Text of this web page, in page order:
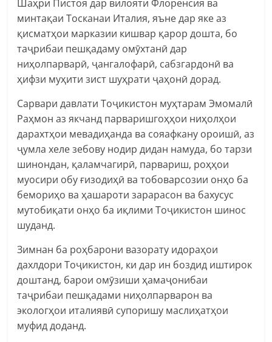
Шаҳри Пистоя дар вилояти Флоренсия ва
минтақаи Тосканаи Италия, яъне дар яке аз
қисматҳои марказии кишвар қарор дошта, бо
таҷрибаи пешқадаму омӯхтанӣ дар
ниҳолпарварӣ, ҷангалофарӣ, сабзгардонӣ ва
ҳифзи муҳити зист шуҳрати ҷаҳонӣ дорад.
Сарвари давлати Тоҷикистон муҳтарам Эмомалӣ
Раҳмон аз якчанд парваришгоҳҳои ниҳолҳои
дарахтҳои мевадиҳанда ва сояафкану ороишӣ, аз
ҷумла хеле зебову нодир дидан намуда, бо тарзи
шинондан, қаламчагирӣ, парвариш, роҳҳои
муосири обу ғизодиҳӣ ва тобоварсозии онҳо ба
бемориҳо ва ҳашароти зарарасон ва бахусус
мутобиқати онҳо ба иқлими Тоҷикистон шинос
шуданд.
Зимнан ба роҳбарони вазорату идораҳои
дахлдори Тоҷикистон, ки дар ин боздид иштирок
доштанд, барои омӯзиши ҳамаҷонибаи
таҷрибаи пешқадами ниҳолпарварон ва
экологҳои италиявӣ супоришу маслиҳатҳои
муфид доданд.